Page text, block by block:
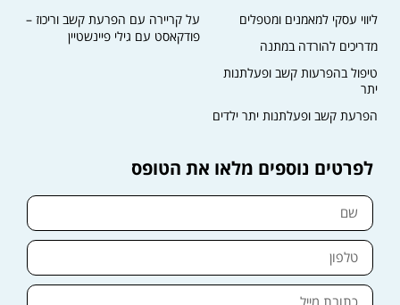
ליווי עסקי למאמנים ומטפלים
מדריכים להורדה במתנה
טיפול בהפרעות קשב ופעלתנות
יתר
הפרעת קשב ופעלתנות יתר ילדים
על קריירה עם הפרעת קשב וריכוז –
פודקאסט עם גילי פיינשטיין
לפרטים נוספים מלאו את הטופס